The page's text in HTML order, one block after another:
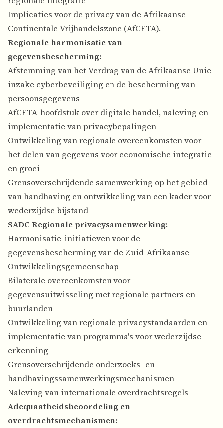
Implicaties voor de privacy van de Afrikaanse
Continentale Vrijhandelszone (AfCFTA).
Regionale harmonisatie van
gegevensbescherming:
Afstemming van het Verdrag van de Afrikaanse Unie
inzake cyberbeveiliging en de bescherming van
persoonsgegevens
AfCFTA-hoofdstuk over digitale handel, naleving en
implementatie van privacybepalingen
Ontwikkeling van regionale overeenkomsten voor
het delen van gegevens voor economische integratie
en groei
Grensoverschrijdende samenwerking op het gebied
van handhaving en ontwikkeling van een kader voor
wederzijdse bijstand
SADC Regionale privacysamenwerking:
Harmonisatie-initiatieven voor de
gegevensbescherming van de Zuid-Afrikaanse
Ontwikkelingsgemeenschap
Bilaterale overeenkomsten voor
gegevensuitwisseling met regionale partners en
buurlanden
Ontwikkeling van regionale privacystandaarden en
implementatie van programma's voor wederzijdse
erkenning
Grensoverschrijdende onderzoeks- en
handhavingssamenwerkingsmechanismen
Naleving van internationale overdrachtsregels
Adequaatheidsbeoordeling en
overdrachtsmechanismen: